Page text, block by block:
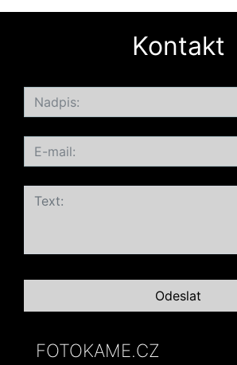
Kontakt
FOTOKAME.CZ